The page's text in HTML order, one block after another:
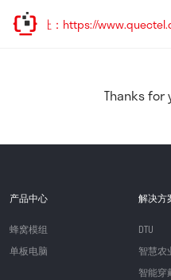
访问新址：https://
Thanks for
产品中心
蜂窝模组
单板电脑
解决方
DTU
智慧农
智能穿